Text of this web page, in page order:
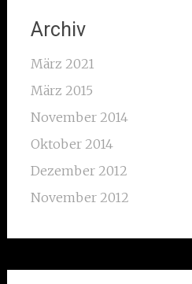
Archiv
März 2021
März 2015
November 2014
Oktober 2014
Dezember 2012
November 2012